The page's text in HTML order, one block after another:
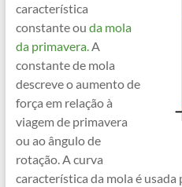
característica
constante ou da mola
da primavera.A
constante de mola
descreve o aumento de
força em relação à
viagem de primavera
ou ao ângulo de
rotação. A curva
característica da mola é